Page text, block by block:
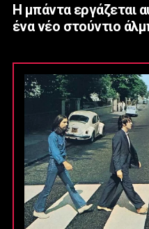
Η μπάντα εργάζεται
ένα νέο στούντιο